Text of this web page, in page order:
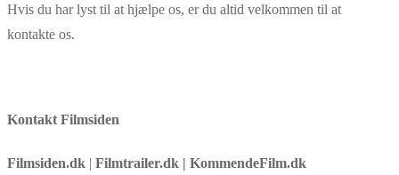
Hvis du har lyst til at hjælpe os, er du altid velkommen til at
kontakte os.
Kontakt Filmsiden
Filmsiden.dk | Filmtrailer.dk | KommendeFilm.dk